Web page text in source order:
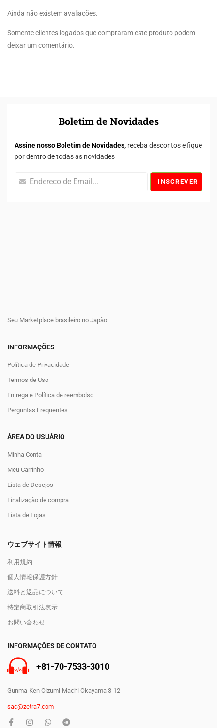
Ainda não existem avaliações.
Somente clientes logados que compraram este produto podem
deixar um comentário.
Boletim de Novidades
Assine nosso Boletim de Novidades, receba descontos e fique
por dentro de todas as novidades
INSCREVER
Seu Marketplace brasileiro no Japão.
INFORMAÇÕES
Política de Privacidade
Termos de Uso
Entrega e Política de reembolso
Perguntas Frequentes
ÁREA DO USUÁRIO
Minha Conta
Meu Carrinho
Lista de Desejos
Finalização de compra
Lista de Lojas
ウェブサイト情報
利用規約
個人情報保護方針
送料と返品について
特定商取引法表示
お問い合わせ
INFORMAÇÕES DE CONTATO
+81-70-7533-3010
Gunma-Ken Oizumi-Machi Okayama 3-12
sac@zetra7.com